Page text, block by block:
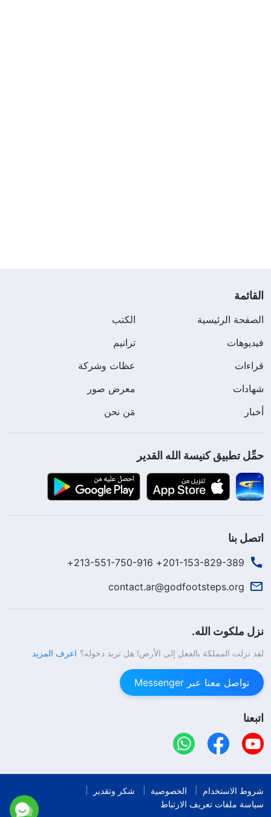
القائمة
الصفحة الرئيسية
الكتب
فيديوهات
ترانيم
قراءات
عظات وشركة
شهادات
معرض صور
أخبار
مَن نحن
حمِّل تطبيق كنيسة الله القدير
اتصل بنا
201-153-829-389+ 213-551-750-916+
contact.ar@godfootsteps.org
نزل ملكوت الله.
لقد نزلت المملكة بالفعل إلى الأرض! هل تريد دخوله؟ اعرف المزيد
تواصل معنا عبر Messenger
اتبعنا
شروط الاستخدام الخصوصية
شكر وتقدير
سياسة ملفات تعريف الارتباط